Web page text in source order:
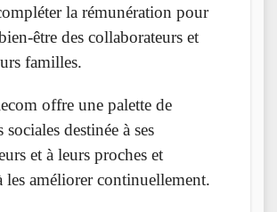
la rémunération pour
être des collaborateurs et
familles.
offre une palette de
sociales destinée à ses
et à leurs proches et
les améliorer continuellement.